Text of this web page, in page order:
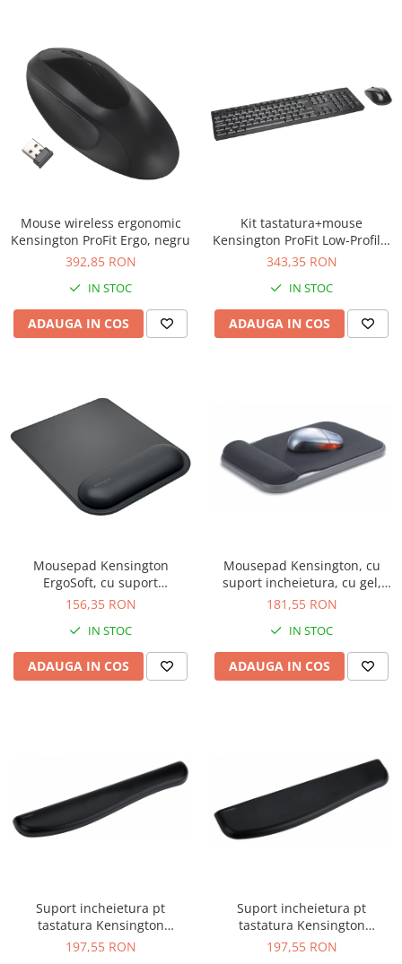
Mouse wireless ergonomic
Kensington ProFit Ergo, negru
392,85 RON
IN STOC
ADAUGA IN COS
Kit tastatura+mouse
Kensington ProFit Low-Profile,
wireless, negru
343,35 RON
IN STOC
ADAUGA IN COS
Mousepad Kensington
ErgoSoft, cu suport
incheietura, negru
156,35 RON
IN STOC
ADAUGA IN COS
Mousepad Kensington, cu
suport incheietura, cu gel,
negru
181,55 RON
IN STOC
ADAUGA IN COS
Suport incheietura pt
tastatura Kensington
ErgoSoft, gaming, negru
197,55 RON
Suport incheietura pt
tastatura Kensington
ErgoSoft, negru
197,55 RON